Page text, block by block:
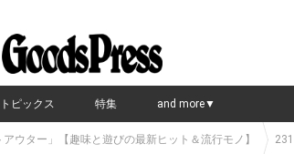
トピックス 特集 and more▼
ウター」【趣味と遊びの最新ヒット＆流行モノ】